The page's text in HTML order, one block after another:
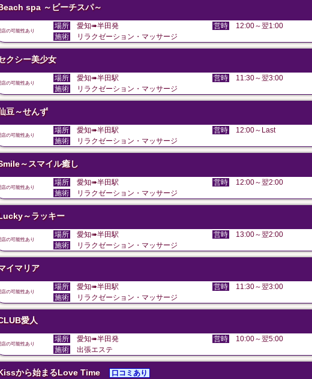
spa ～ビーチスパ～
店の可能性あり
場所 愛知➠半田発 営時 12:00～翌1:00
施術 リラクゼーション・マッサージ
クシー美少女
店の可能性あり
場所 愛知➠半田駅 営時 11:30～翌3:00
施術 リラクゼーション・マッサージ
豆～せんず
店の可能性あり
場所 愛知➠半田駅 営時 12:00～Last
施術 リラクゼーション・マッサージ
～スマイル癒し
店の可能性あり
場所 愛知➠半田駅 営時 12:00～翌2:00
施術 リラクゼーション・マッサージ
～ラッキー
店の可能性あり
場所 愛知➠半田駅 営時 13:00～翌2:00
施術 リラクゼーション・マッサージ
イマリア
店の可能性あり
場所 愛知➠半田駅 営時 11:30～翌3:00
施術 リラクゼーション・マッサージ
愛人
店の可能性あり
場所 愛知➠半田発 営時 10:00～翌5:00
施術 出張エステ
から始まるLove Time 口コミあり